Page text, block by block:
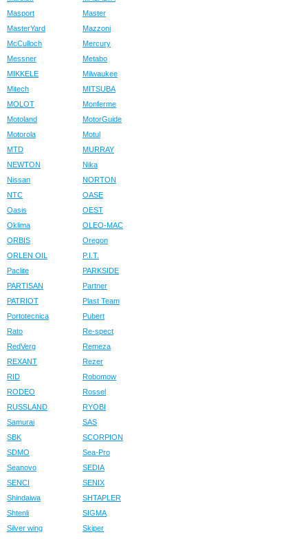
Masport
Master
MasterYard
Mazzoni
McCulloch
Mercury
Messner
Metabo
MIKKELE
Milwaukee
Mitech
MITSUBA
MOLOT
Monferme
Motoland
MotorGuide
Motorola
Motul
MTD
MURRAY
NEWTON
Nika
Nissan
NORTON
NTC
OASE
Oasis
OEST
Oklima
OLEO-MAC
ORBIS
Oregon
ORLEN OIL
P.I.T.
Paclite
PARKSIDE
PARTISAN
Partner
PATRIOT
Plast Team
Portotecnica
Pubert
Rato
Re-spect
RedVerg
Remeza
REXANT
Rezer
RID
Robomow
RODEO
Rossel
RUSSLAND
RYOBI
Samurai
SAS
SBK
SCORPION
SDMO
Sea-Pro
Seanovo
SEDIA
SENCI
SENIX
Shindaiwa
SHTAPLER
Shtenli
SIGMA
Silver wing
Skiper